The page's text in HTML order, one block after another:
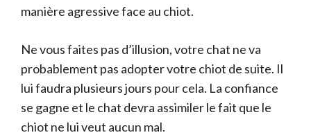
manière agressive face au chiot.
Ne vous faites pas d’illusion, votre chat ne va
probablement pas adopter votre chiot de suite. Il
lui faudra plusieurs jours pour cela. La confiance
se gagne et le chat devra assimiler le fait que le
chiot ne lui veut aucun mal.